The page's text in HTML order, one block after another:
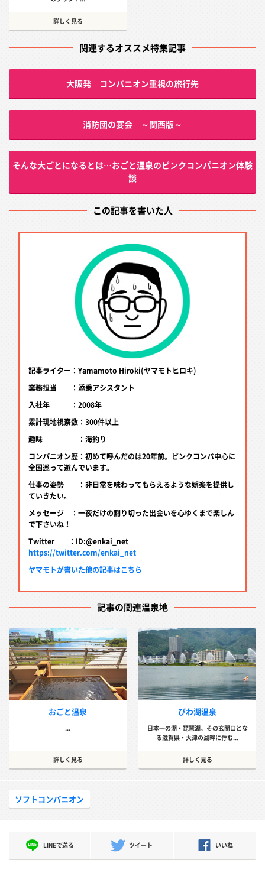
詳しく見る
関連するオススメ特集記事
大阪発 コンパニオン重視の旅行先
消防団の宴会 ～関西版～
そんな大ごとになるとは…おごと温泉のピンクコンパニオン体験
談
この記事を書いた人
記事ライター：Yamamoto Hiroki(ヤマモトヒロキ)
業務担当 ：添乗アシスタント
入社年 ：2008年
累計現地視察数：300件以上
趣味 ：海釣り
コンパニオン歴：初めて呼んだのは20年前。ピンクコンパ中心に
全国巡って遊んでいます。
仕事の姿勢 ：非日常を味わってもらえるような娯楽を提供し
ていきたい。
メッセージ ：一夜だけの割り切った出会いを心ゆくまで楽しん
で下さいね！
Twitter ：ID:@enkai_net
https://twitter.com/enkai_net
ヤマモトが書いた他の記事はこちら
記事の関連温泉地
おごと温泉
...
詳しく見る
びわ湖温泉
日本一の湖・琵琶湖。その玄関口とな
る滋賀県・大津の湖畔に佇む...
詳しく見る
ソフトコンパニオン
LINEで送る ツイート いいね